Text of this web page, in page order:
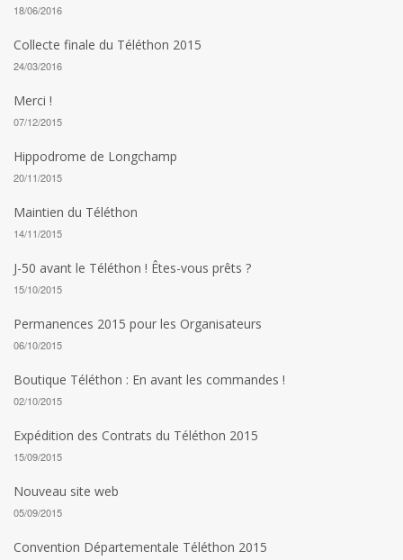
18/06/2016
Collecte finale du Téléthon 2015
24/03/2016
Merci !
07/12/2015
Hippodrome de Longchamp
20/11/2015
Maintien du Téléthon
14/11/2015
J-50 avant le Téléthon ! Êtes-vous prêts ?
15/10/2015
Permanences 2015 pour les Organisateurs
06/10/2015
Boutique Téléthon : En avant les commandes !
02/10/2015
Expédition des Contrats du Téléthon 2015
15/09/2015
Nouveau site web
05/09/2015
Convention Départementale Téléthon 2015